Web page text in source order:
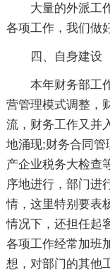
大量的外派工
各项工作，我们做
四、自身建设
本年财务部工
营管理模式调整，
流，财务工作又并
地涌现;财务合同
产企业税务大检查
序地进行，部门进
情，这里特别要表
情况下，还担任起
各项工作经常加班
想，对部门的其他